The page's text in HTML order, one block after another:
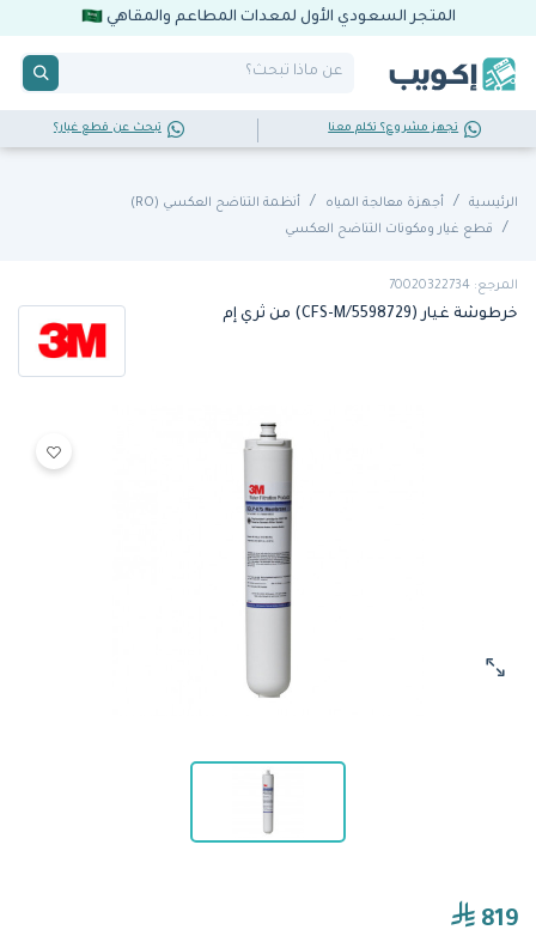
المتجر السعودي الأول لمعدات المطاعم والمقاهي
تجهز مشروع؟ تكلم معنا تبحث عن قطع غيار؟
الرئيسية أجهزة معالجة المياه
أنظمة التناضح العكسي (RO)
قطع غيار ومكونات التناضح العكسي
المرجع: 70020322734
خرطوشة غيار (CFS-M/5598729) من ثري إم
819